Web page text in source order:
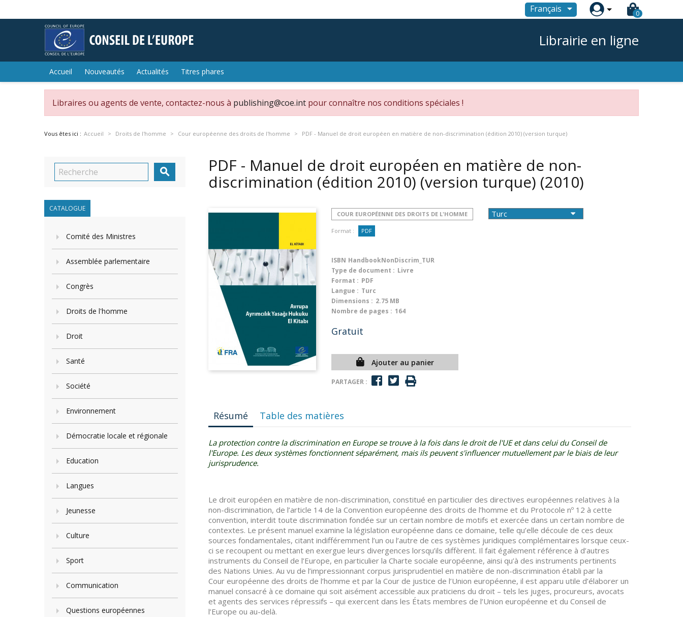
Français  0
Librairie en ligne
Accueil Nouveautés Actualités Titres phares
Libraires ou agents de vente, contactez-nous à publishing@coe.int pour connaître nos conditions spéciales !
Vous êtes ici : Accueil Droits de l'homme Cour européenne des droits de l'homme PDF - Manuel de droit européen en matière de non-discrimination (édition 2010) (version turque)

CATALOGUE
Comité des Ministres
Assemblée parlementaire
Congrès
Droits de l'homme
Droit
Santé
Société
Environnement
Démocratie locale et régionale
Education
Langues
Jeunesse
Culture
Sport
Communication
Questions européennes
PDF - Manuel de droit européen en matière de non-
discrimination (édition 2010) (version turque) (2010)
COUR EUROPÉENNE DES DROITS DE L'HOMME
Format : PDF
ISBN HandbookNonDiscrim_TUR
Type de document : Livre
Format : PDF
Langue : Turc
Dimensions : 2.75 MB
Nombre de pages : 164
Gratuit
Ajouter au panier
PARTAGER :
Résumé Table des matières
La protection contre la discrimination en Europe se trouve à la fois dans le droit de l'UE et dans celui du Conseil de
l'Europe. Les deux systèmes fonctionnent séparément, mais ils peuvent s'influencer mutuellement par le biais de leur
jurisprudence.
Le droit européen en matière de non-discrimination, constitué en particulier des directives européennes relatives à la
non-discrimination, de l’article 14 de la Convention européenne des droits de l’homme et du Protocole nº 12 à cette
convention, interdit toute discrimination fondée sur un certain nombre de motifs et exercée dans un certain nombre de
contextes. Le présent manuel examine la législation européenne dans ce domaine, telle qu’elle découle de ces deux
sources fondamentales, citant indifféremment l’un ou l’autre de ces systèmes juridiques complémentaires lorsque ceux-
ci se recoupent ou mettant en exergue leurs divergences lorsqu’ils diffèrent. Il fait également référence à d’autres
instruments du Conseil de l’Europe, en particulier la Charte sociale européenne, ainsi qu’à des instruments pertinents
des Nations Unies. Au vu de l’impressionnant corpus jurisprudentiel en matière de non-discrimination établi par la
Cour européenne des droits de l’homme et par la Cour de justice de l’Union européenne, il est apparu utile d’élaborer un
manuel consacré à ce domaine qui soit aisément accessible aux praticiens du droit – tels les juges, procureurs, avocats
et agents des services répressifs – qui exercent dans les États membres de l’Union européenne et du Conseil de
l’Europe ou au-delà.